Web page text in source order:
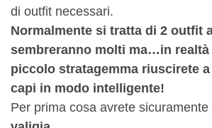
di outfit necessari.
Normalmente si tratta di 2 outfit
sembreranno molti ma…in realtà
piccolo stratagemma riuscirete a
capi in modo intelligente!
Per prima cosa avrete